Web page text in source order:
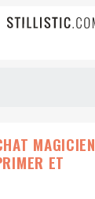
MAGICIEN
ET